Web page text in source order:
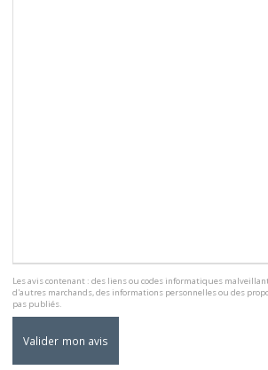
Les avis contenant : des liens ou codes informatiques
d'autres marchands, des informations personnelles ou des
pas publiés.